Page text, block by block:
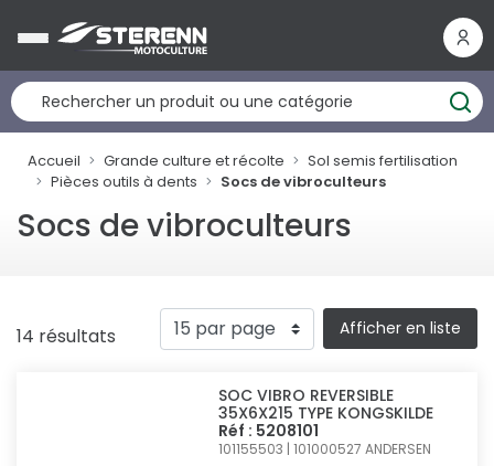
Accueil Grande culture et récolte
Sol semis fertilisation
Pièces outils à dents
Socs de vibroculteurs
Socs de vibroculteurs
14 résultats Afficher en liste
SOC VIBRO REVERSIBLE
35X6X215 TYPE KONGSKILDE
Réf : 5208101
101155503 | 101000527ANDERSEN